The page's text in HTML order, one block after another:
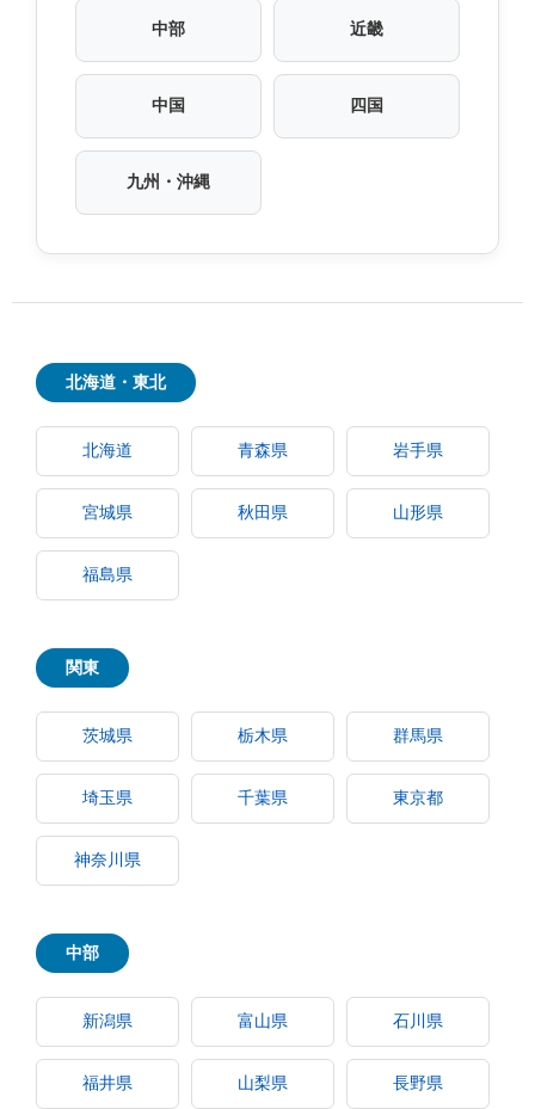
中部 近畿
中国 四国
九州・沖縄
北海道・東北
北海道 青森県 岩手県
宮城県 秋田県 山形県
福島県
関東
茨城県 栃木県 群馬県
埼玉県 千葉県 東京都
神奈川県
中部
新潟県 富山県 石川県
福井県 山梨県 長野県